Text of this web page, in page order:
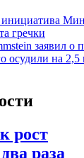
гречки
заявил о
осудили на
рост
раза